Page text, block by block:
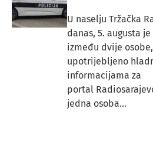
U naselju Tržačka
danas, 5. augusta
između dvije
upotrijebljeno
informacijama za
portal
jedna osoba...